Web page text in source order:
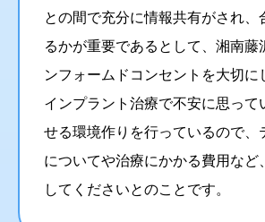
との間で充分に情報共有がされ、
るかが重要であるとして、湘南藤
ンフォームドコンセントを大切に
インプラント治療で不安に思って
せる環境作りを行っているので、
についてや治療にかかる費用など
してくださいとのことです。